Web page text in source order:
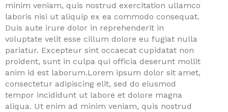
minim veniam, quis nostrud exercitation ullamco
laboris nisi ut aliquip ex ea commodo consequat.
Duis aute irure dolor in reprehenderit in
voluptate velit esse cillum dolore eu fugiat nulla
pariatur. Excepteur sint occaecat cupidatat non
proident, sunt in culpa qui officia deserunt mollit
anim id est laborum.Lorem ipsum dolor sit amet,
consectetur adipiscing elit, sed do eiusmod
tempor incididunt ut labore et dolore magna
aliqua. Ut enim ad minim veniam, quis nostrud